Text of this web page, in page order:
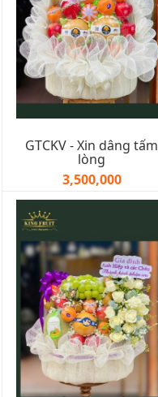
GTCKV - Xin dâng tấm
lòng
3,500,000